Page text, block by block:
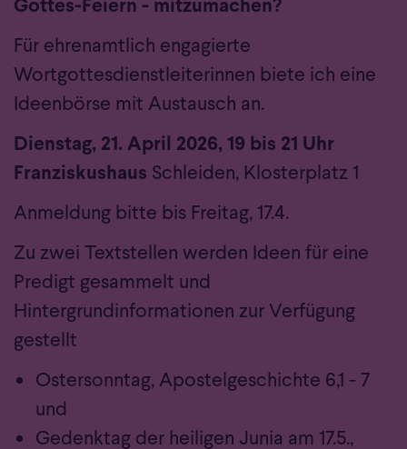
Gottes-Feiern - mitzumachen?
Für ehrenamtlich engagierte
Wortgottesdienstleiterinnen biete ich eine
Ideenbörse mit Austausch an.
Dienstag, 21. April 2026, 19 bis 21 Uhr
Franziskushaus Schleiden, Klosterplatz 1
Anmeldung bitte bis Freitag, 17.4.
Zu zwei Textstellen werden Ideen für eine
Predigt gesammelt und
Hintergrundinformationen zur Verfügung
gestellt
Ostersonntag, Apostelgeschichte 6,1 - 7
und
Gedenktag der heiligen Junia am 17.5.,